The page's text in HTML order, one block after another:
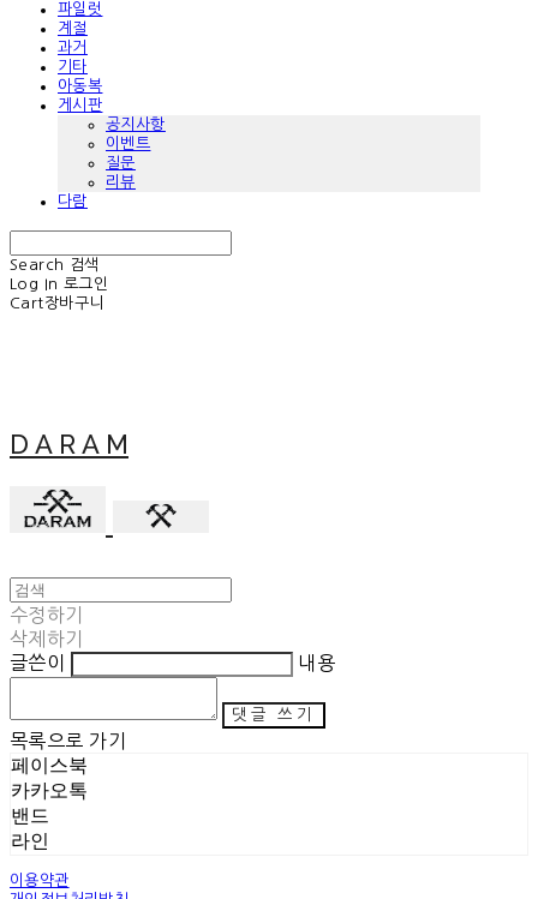
파일럿
계절
과거
기타
아동복
게시판
공지사항
이벤트
질문
리뷰
다람
Search
검색
Log In 로그인
Cart장바구니
D A R A M
수정하기
삭제하기
글쓴이
내용
댓글 쓰기
목록으로 가기
페이스북
카카오톡
밴드
라인
이용약관